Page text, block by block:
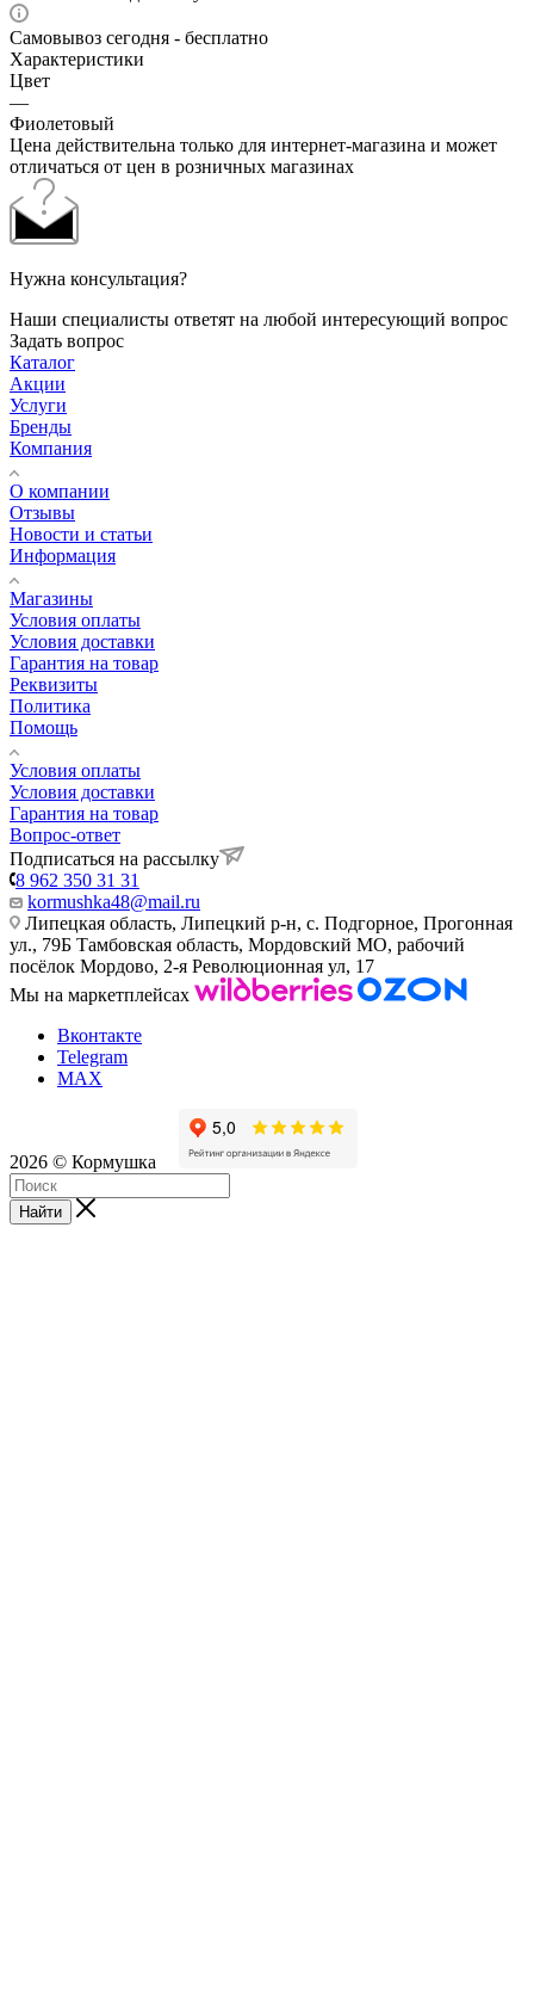
Самовывоз сегодня - бесплатно
Характеристики
Цвет
—
Фиолетовый
Цена действительна только для интернет-магазина и может
отличаться от цен в розничных магазинах
Нужна консультация?
Наши специалисты ответят на любой интересующий вопрос
Задать вопрос
Каталог
Акции
Услуги
Бренды
Компания
О компании
Отзывы
Новости и статьи
Информация
Магазины
Условия оплаты
Условия доставки
Гарантия на товар
Реквизиты
Политика
Помощь
Условия оплаты
Условия доставки
Гарантия на товар
Вопрос-ответ
Подписаться на рассылку
8 962 350 31 31
kormushka48@mail.ru
Липецкая область, Липецкий р-н, с. Подгорное, Прогонная
ул., 79Б Тамбовская область, Мордовский МО, рабочий
посёлок Мордово, 2-я Революционная ул, 17
Мы на маркетплейсах
Вконтакте
Telegram
MAX
2026 © Кормушка
Найти